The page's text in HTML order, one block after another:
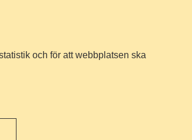
och för att webbplatsen ska